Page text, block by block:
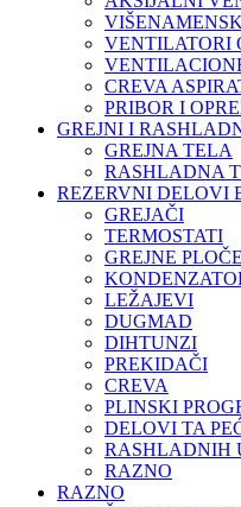
VENTILATORI
CREVA
PRIBOR I
GREJNI I
GREJNA TELA
RASHLADNA
REZERVNI DELOVI
GREJAČI
TERMOSTATI
GREJNE PLOČE
LEŽAJEVI
DUGMAD
DIHTUNZI
PREKIDAČI
CREVA
PLINSKI
DELOVI TA
RASHLADNIH
RAZNO
RAZNO